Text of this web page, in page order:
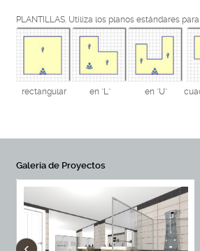
PLANTILLAS. Utiliza los planos estándares
rectangular en "L" en "U"
Galeria de Proyectos